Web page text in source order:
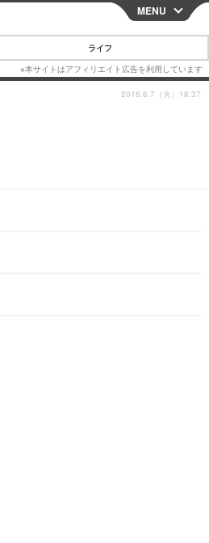
CLOSE
MENU
ライフ
2016.6.7（火）18:37